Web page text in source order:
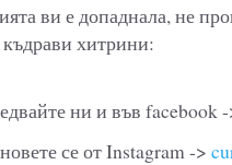
ви е допаднала, не
хитрини:
ни и във facebook
се от Instagram ->